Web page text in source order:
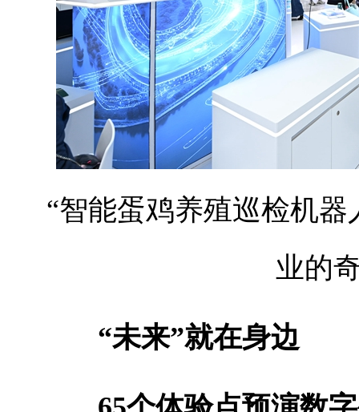
“智能蛋鸡养殖巡检机
业的
“未来”就在身边